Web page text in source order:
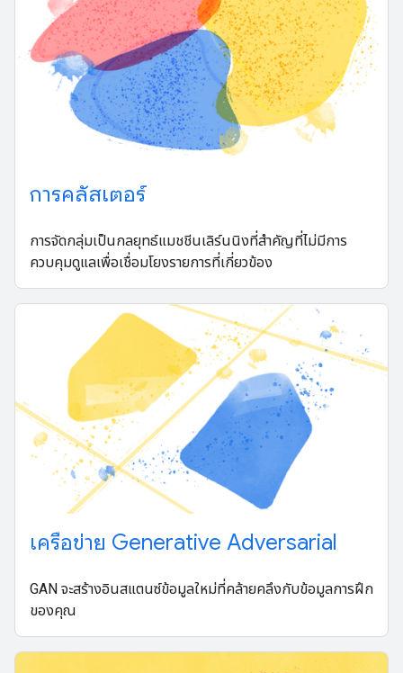
การคลัสเตอร์
การจัดกลุ่มเป็นกลยุทธ์แมชชีนเลิร์นนิงที่สำคัญที่ไม่มีการ
ควบคุมดูแลเพื่อเชื่อมโยงรายการที่เกี่ยวข้อง
เครือข่าย Generative Adversarial
GAN จะสร้างอินสแตนซ์ข้อมูลใหม่ที่คล้ายคลึงกับข้อมูลการฝึก
ของคุณ